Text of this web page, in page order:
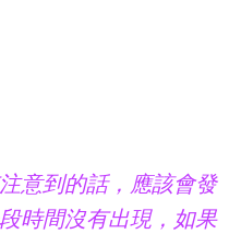
意到的話，應該會發
時間沒有出現，如果